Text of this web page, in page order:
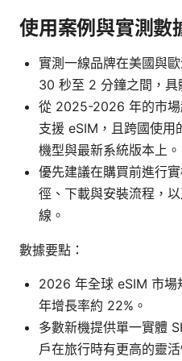
使用案例與實測數
實測一線品牌在美國與
30 秒至 2 分鐘之間，具
從 2025-2026 年的市場
支援 eSIM，且跨國使用
機型與最新系統版本上。
優先建議在購買前進行
徑、下載與安裝流程，
線。
數據要點：
2026 年全球 eSIM 市場
年增長率約 22%。
多數新機提供單一實體
戶在旅行時有更高的靈活